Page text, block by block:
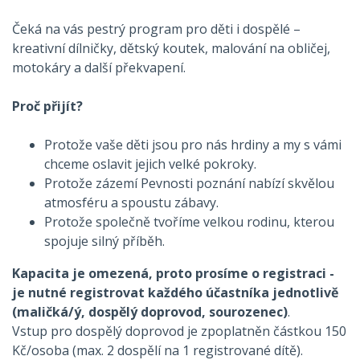
Čeká na vás pestrý program pro děti i dospělé –
kreativní dílničky, dětský koutek, malování na obličej,
motokáry a další překvapení.
Proč přijít?
Protože vaše děti jsou pro nás hrdiny a my s vámi
chceme oslavit jejich velké pokroky.
Protože zázemí Pevnosti poznání nabízí skvělou
atmosféru a spoustu zábavy.
Protože společně tvoříme velkou rodinu, kterou
spojuje silný příběh.
Kapacita je omezená, proto prosíme o registraci -
je nutné registrovat každého účastníka jednotlivě
(maličká/ý, dospělý doprovod, sourozenec).
Vstup pro dospělý doprovod je zpoplatněn částkou 150
Kč/osoba (max. 2 dospělí na 1 registrované dítě).